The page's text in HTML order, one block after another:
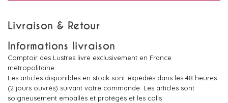
Livraison & Retour
Informations livraison
Comptoir des Lustres livre exclusivement en France
métropolitaine.
Les articles disponibles en stock sont expédiés dans les 48 heures
(2 jours ouvrés) suivant votre commande. Les articles sont
soigneusement emballés et protégés et les colis